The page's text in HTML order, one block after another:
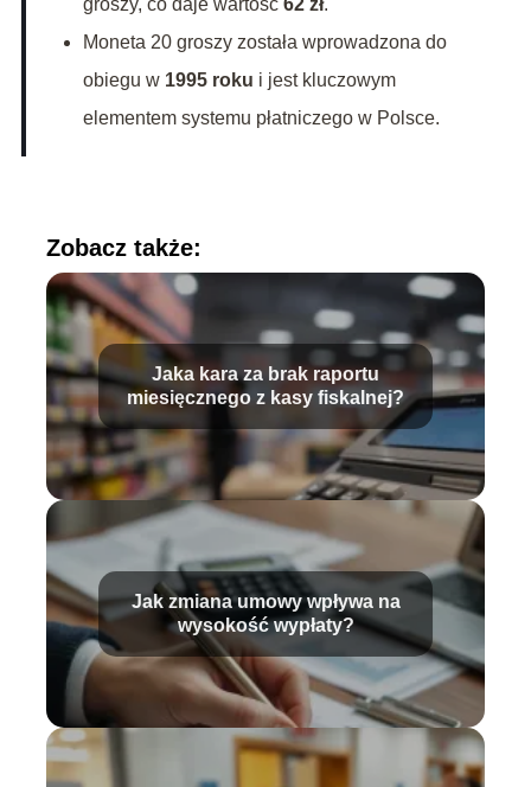
groszy, co daje wartość 62 zł.
Moneta 20 groszy została wprowadzona do
obiegu w 1995 roku i jest kluczowym
elementem systemu płatniczego w Polsce.
Zobacz także:
Jaka kara za brak raportu
miesięcznego z kasy fiskalnej?
Jak zmiana umowy wpływa na
wysokość wypłaty?